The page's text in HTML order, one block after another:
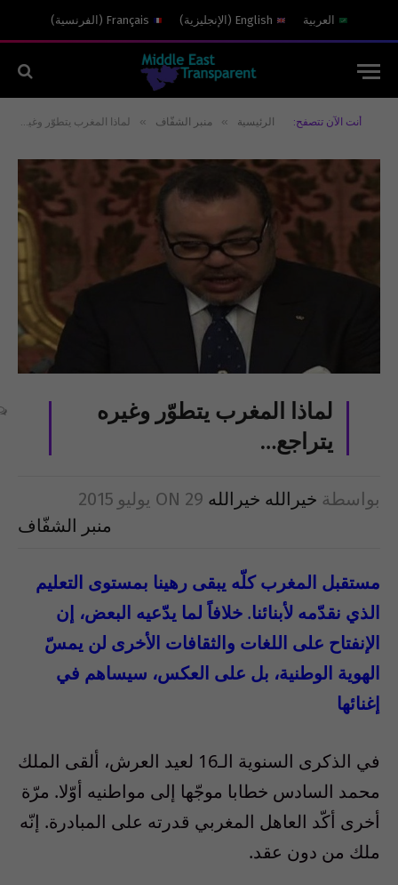
العربية English
( الإنجليزية)
Français
( الفرنسية)
أنت الآن تتصفح: الرئيسية » منبر الشفّاف » لماذا المغرب يتطوّر وغيره يتراجع…
لماذا المغرب يتطوّر وغيره
يتراجع…
بواسطة خيرالله خيرالله ON 29 يوليو 2015
منبر الشفّاف
مستقبل المغرب كلّه يبقى رهينا بمستوى التعليم
الذي نقدّمه لأبنائنا. خلافاً لما يدّعيه البعض، إن
الإنفتاح على اللغات والثقافات الأخرى لن يمسّ
الهوية الوطنية، بل على العكس، سيساهم في
إغنائها
في الذكرى السنوية الـ16 لعيد العرش، ألقى الملك
محمد السادس خطابا موجّها إلى مواطنيه أوّلا. مرّة
أخرى أكّد العاهل المغربي قدرته على المبادرة. إنّه
ملك من دون عقد.